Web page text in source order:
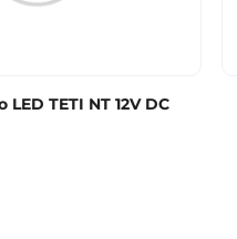
LED TETI NT 12V DC